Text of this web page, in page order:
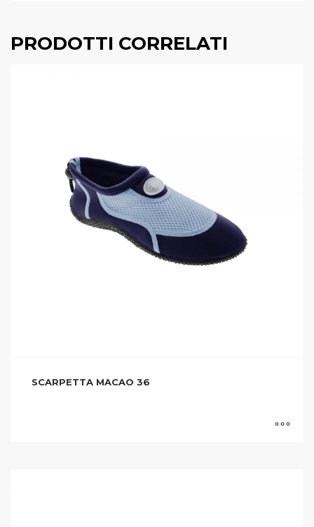
PRODOTTI CORRELATI
SCARPETTA MACAO 36